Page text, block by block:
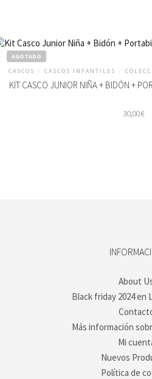
AGOTADO
CASCOS
/ CASCOS INFANTILES /
KIT CASCO JUNIOR NIÑA + BIDÓN +
30,00€
About
Black friday 2024 en
Más información
Mi
Nuevos
Política de